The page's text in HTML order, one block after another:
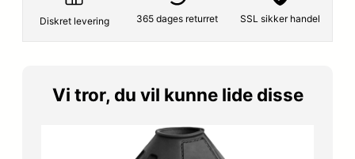
Diskret levering 365 dages returret SSL sikker handel
Vi tror, du vil kunne lide disse